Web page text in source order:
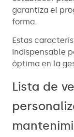
garantiza el
forma.
Estas
indispensable
óptima en la
Lista de